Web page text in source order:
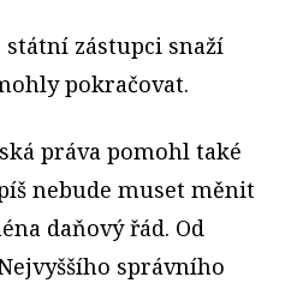
zástupci snaží
pokračovat.
práva pomohl také
nebude muset měnit
daňový řád. Od
správního